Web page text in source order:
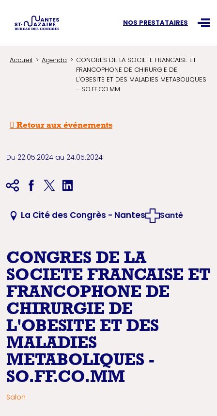
NOS PRESTATAIRES
Accueil Agenda
CONGRES DE LA SOCIETE FRANCAISE ET
FRANCOPHONE DE CHIRURGIE DE
L'OBESITE ET DES MALADIES METABOLIQUES
- SO.FF.CO.MM
Retour aux événements
Du 22.05.2024 au 24.05.2024
La Cité des Congrès - Nantes Santé
CONGRES DE LA
SOCIETE FRANCAISE ET
FRANCOPHONE DE
CHIRURGIE DE
L'OBESITE ET DES
MALADIES
METABOLIQUES -
SO.FF.CO.MM
Salon